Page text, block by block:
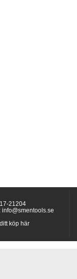
21204
info@smentools.se
köp här